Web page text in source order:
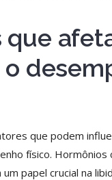
que
que podem
físico. Hormônios
papel crucial na